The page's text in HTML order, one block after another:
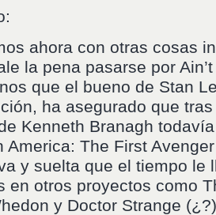
ahora con otras cosas
la pena pasarse por
que el bueno de Stan
ha asegurado que
Kenneth Branagh
America: The First
y suelta que el tiempo le
en otros proyectos como
y Doctor Strange